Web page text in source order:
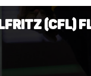
(CfL)